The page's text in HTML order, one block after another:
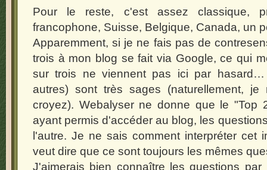
Pour le reste, c'est assez classique,
francophone, Suisse, Belgique, Canada, un
Apparemment, si je ne fais pas de
trois à mon blog se fait via Google, ce qui
sur trois ne viennent pas ici par
autres) sont très sages (naturellement,
croyez). Webalyser ne donne que le "Top
ayant permis d'accéder au blog, les
l'autre. Je ne sais comment interpréter cet
veut dire que ce sont toujours les mêmes
J'aimerais bien connaître les questions